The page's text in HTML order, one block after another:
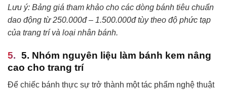
Lưu ý: Bảng giá tham khảo cho các dòng bánh tiêu chuẩn
dao động từ 250.000đ – 1.500.000đ tùy theo độ phức tạp
của trang trí và loại nhân bánh.
5. Nhóm nguyên liệu làm bánh kem nâng
cao cho trang trí
Để chiếc bánh thực sự trở thành một tác phẩm nghệ thuật